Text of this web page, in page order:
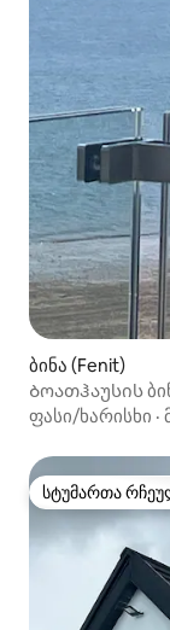
ბინა (Fenit)
Ბოათჰაუსის
ფასი/ხარისხი ·
სტუმართა
სტუმართა